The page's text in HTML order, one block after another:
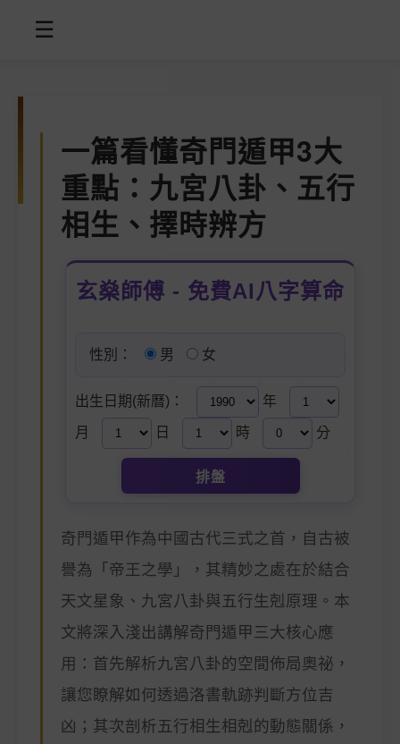
☰
一篇看懂奇門遁甲3大
重點：九宮八卦、五行
相生、擇時辨方
玄燊師傅 - 免費AI八字算命
性別： 男 女
出生日期(新曆)： 年
月 日 時 分
排盤
奇門遁甲作為中國古代三式之首，自古被
譽為「帝王之學」，其精妙之處在於結合
天文星象、九宮八卦與五行生剋原理。本
文將深入淺出講解奇門遁甲三大核心應
用：首先解析九宮八卦的空間佈局奧祕，
讓您瞭解如何透過洛書軌跡判斷方位吉
凶；其次剖析五行相生相剋的動態關係，